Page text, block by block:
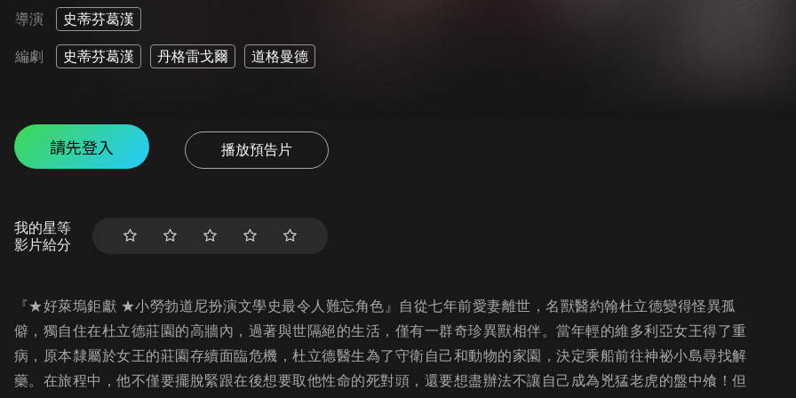
導演 史蒂芬葛漢
編劇 史蒂芬葛漢 丹格雷戈爾 道格曼德
請先登入 播放預告片
我的星等
影片給分
『★好萊塢鉅獻 ★小勞勃道尼扮演文學史最令人難忘角色』自從七年前愛妻離世，名獸醫約翰杜立德變得怪異孤
僻，獨自住在杜立德莊園的高牆內，過著與世隔絕的生活，僅有一群奇珍異獸相伴。當年輕的維多利亞女王得了重
病，原本隸屬於女王的莊園存續面臨危機，杜立德醫生為了守衛自己和動物的家園，決定乘船前往神祕小島尋找解
藥。在旅程中，他不僅要擺脫緊跟在後想要取他性命的死對頭，還要想盡辦法不讓自己成為兇猛老虎的盤中飧！但